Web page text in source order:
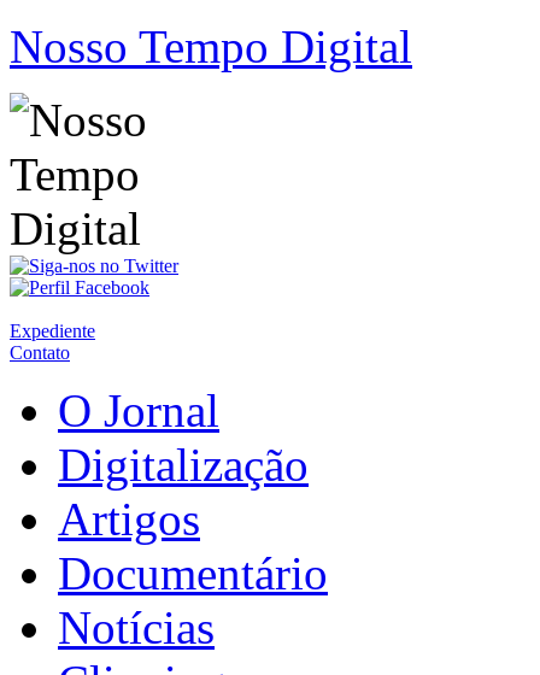
Nosso Tempo Digital
Expediente
Contato
O Jornal
Digitalização
Artigos
Documentário
Notícias